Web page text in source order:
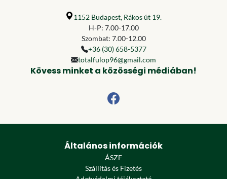
1152 Budapest, Rákos út 19.
H-P: 7.00-17.00
Szombat: 7.00-12.00
+36 (30) 658-5377
totalfulop96@gmail.com
Kövess minket a közösségi médiában!
Általános információk
ÁSZF
Szállítás és Fizetés